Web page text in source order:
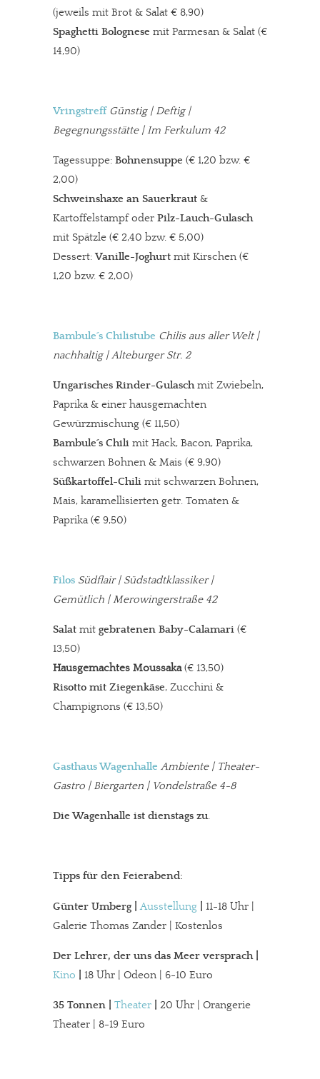
(jeweils mit Brot & Salat € 8,90)
Spaghetti Bolognese mit Parmesan & Salat (€
14,90)
Vringstreff Günstig | Deftig |
Begegnungsstätte | Im Ferkulum 42
Tagessuppe: Bohnensuppe (€ 1,20 bzw. €
2,00)
Schweinshaxe an Sauerkraut &
Kartoffelstampf oder Pilz-Lauch-Gulasch
mit Spätzle (€ 2,40 bzw. € 5,00)
Dessert:Vanille-Joghurt mit Kirschen (€
1,20 bzw. € 2,00)
Bambule´s Chilistube Chilis aus aller Welt|
nachhaltig | Alteburger Str. 2
Ungarisches Rinder-Gulaschmit Zwiebeln,
Paprika & einer hausgemachten
Gewürzmischung (€ 11,50)
Bambule´s Chili mit Hack, Bacon, Paprika,
schwarzen Bohnen & Mais (€ 9,90)
Süßkartoffel-Chili mit schwarzen Bohnen,
Mais, karamellisierten getr. Tomaten &
Paprika (€ 9,50)
Filos Südflair | Südstadtklassiker |
Gemütlich | Merowingerstraße 42
Salat mit gebratenen Baby-Calamari (€
13,50)
Hausgemachtes Moussaka(€ 13,50)
Risotto mit Ziegenkäse, Zucchini &
Champignons (€ 13,50)
Gasthaus Wagenhalle Ambiente | Theater-
Gastro | Biergarten | Vondelstraße 4-8
Die Wagenhalle ist dienstags zu.
Tipps für den Feierabend:
Günter Umberg |Ausstellung
11-18 Uhr |
Galerie Thomas Zander | Kostenlos
Der Lehrer, der uns das Meer versprach
Kino
18 Uhr | Odeon | 6-10 Euro
35 Tonnen Theater
20 Uhr | Orangerie
Theater | 8-19 Euro